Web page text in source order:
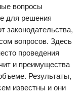
вопросы
для решения
законодательства,
вопросов. Здесь
проведения
и преимущества
Результаты,
известны и они